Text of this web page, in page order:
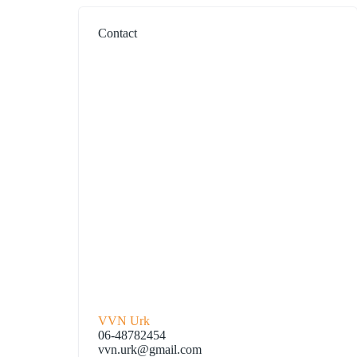
Contact
VVN Urk
06-48782454
vvn.urk@gmail.com